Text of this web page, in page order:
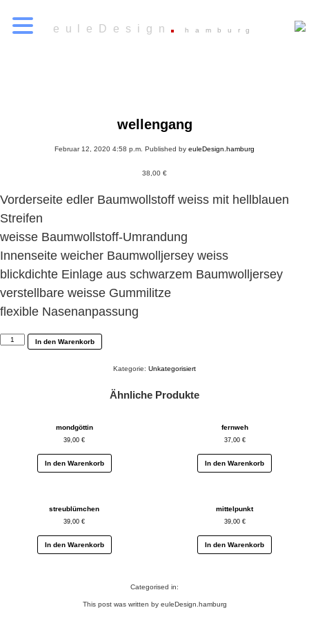
euleDesign hamburg
wellengang
Februar 12, 2020 4:58 p.m. Published by euleDesign.hamburg
38,00 €
Vorderseite edler Baumwollstoff weiss mit hellblauen
Streifen
weisse Baumwollstoff-Umrandung
Innenseite weicher Baumwolljersey weiss
blickdichte Einlage aus schwarzem Baumwolljersey
verstellbare weisse Gummilitze
flexible Nasenanpassung
wellengangIn den Warenkorb
Kategorie: Unkategorisiert
Ähnliche Produkte
mondgöttin
39,00€
In den Warenkorb
fernweh
37,00 €
In den Warenkorb
streublümchen
39,00€
In den Warenkorb
mittelpunkt
39,00 €
In den Warenkorb
Categorised in:
This post was written by euleDesign.hamburg